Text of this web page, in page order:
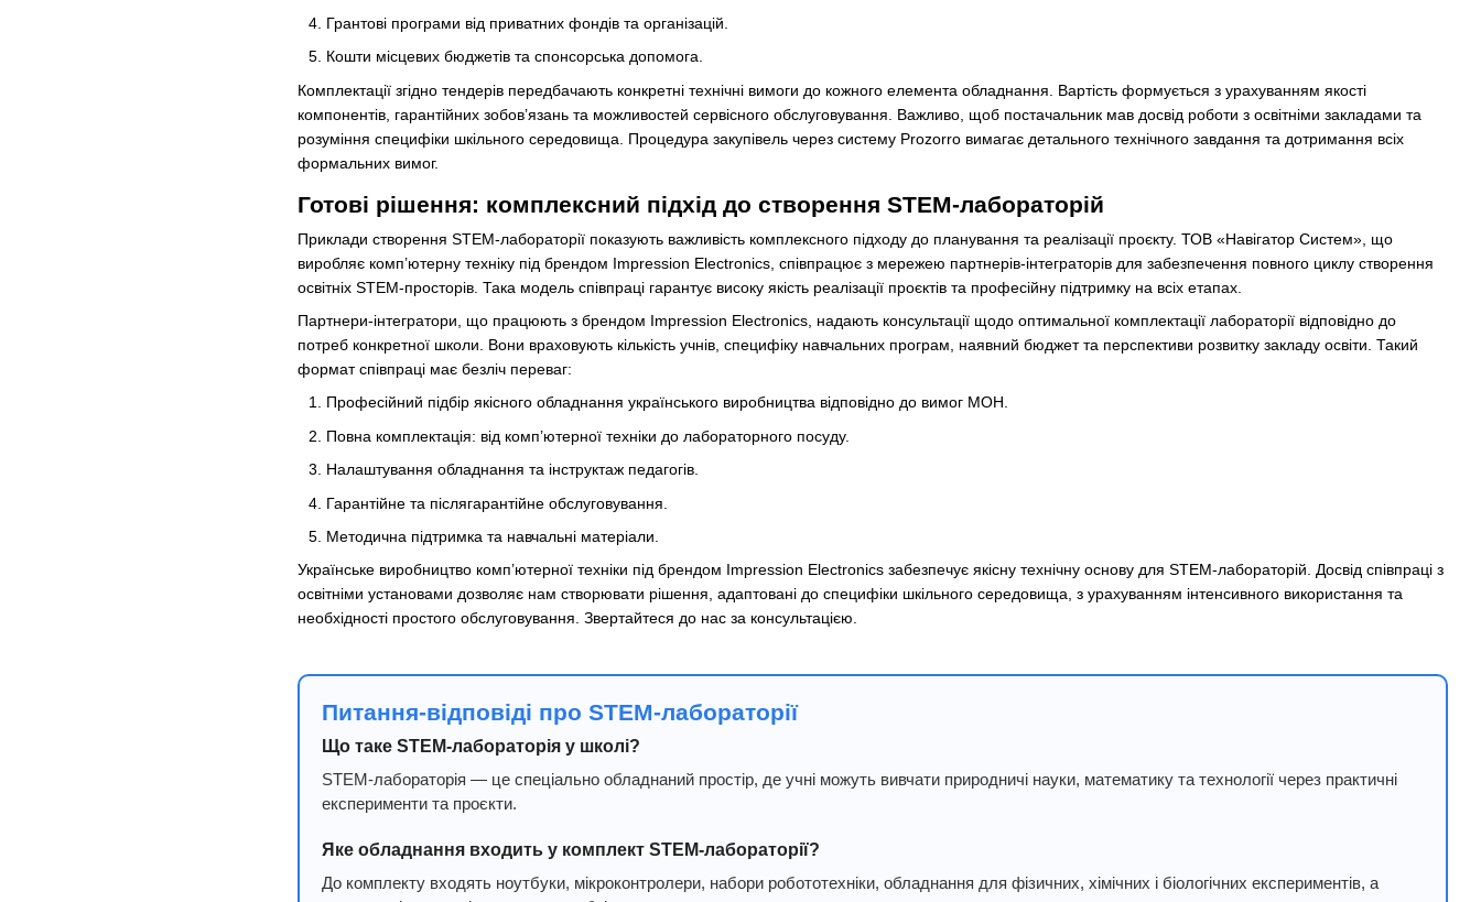
Грантові програми від приватних фондів та організацій.
Кошти місцевих бюджетів та спонсорська допомога.
Комплектації згідно тендерів передбачають конкретні технічні вимоги до кожного елемента обладнання. Вартість формується з урахуванням якості
компонентів, гарантійних зобов’язань та можливостей сервісного обслуговування. Важливо, щоб постачальник мав досвід роботи з освітніми закладами та
розуміння специфіки шкільного середовища. Процедура закупівель через систему Prozorro вимагає детального технічного завдання та дотримання всіх
формальних вимог.
Готові рішення: комплексний підхід до створення STEM-лабораторій
Приклади створення STEM-лабораторії показують важливість комплексного підходу до планування та реалізації проєкту. ТОВ «Навігатор Систем», що
виробляє комп’ютерну техніку під брендом Impression Electronics, співпрацює з мережею партнерів-інтеграторів для забезпечення повного циклу створення
освітніх STEM-просторів. Така модель співпраці гарантує високу якість реалізації проєктів та професійну підтримку на всіх етапах.
Партнери-інтегратори, що працюють з брендом Impression Electronics, надають консультації щодо оптимальної комплектації лабораторії відповідно до
потреб конкретної школи. Вони враховують кількість учнів, специфіку навчальних програм, наявний бюджет та перспективи розвитку закладу освіти. Такий
формат співпраці має безліч переваг:
Професійний підбір якісного обладнання українського виробництва відповідно до вимог МОН.
Повна комплектація: від комп’ютерної техніки до лабораторного посуду.
Налаштування обладнання та інструктаж педагогів.
Гарантійне та післягарантійне обслуговування.
Методична підтримка та навчальні матеріали.
Українське виробництво комп’ютерної техніки під брендом Impression Electronics забезпечує якісну технічну основу для STEM-лабораторій. Досвід співпраці з
освітніми установами дозволяє нам створювати рішення, адаптовані до специфіки шкільного середовища, з урахуванням інтенсивного використання та
необхідності простого обслуговування. Звертайтеся до нас за консультацією.
Питання-відповіді про STEM-лабораторії
Що таке STEM-лабораторія у школі?
STEM-лабораторія — це спеціально обладнаний простір, де учні можуть вивчати природничі науки, математику та технології через практичні
експерименти та проєкти.
Яке обладнання входить у комплект STEM-лабораторії?
До комплекту входять ноутбуки, мікроконтролери, набори робототехніки, обладнання для фізичних, хімічних і біологічних експериментів, а